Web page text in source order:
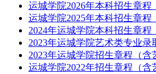
运城学院2026年本科招生章程
运城学院2025年本科招生章程
2024年运城学院本科招生章程
2023年运城学院艺术类专业录
2023年运城学院招生章程（含
运城学院2022年招生章程（含